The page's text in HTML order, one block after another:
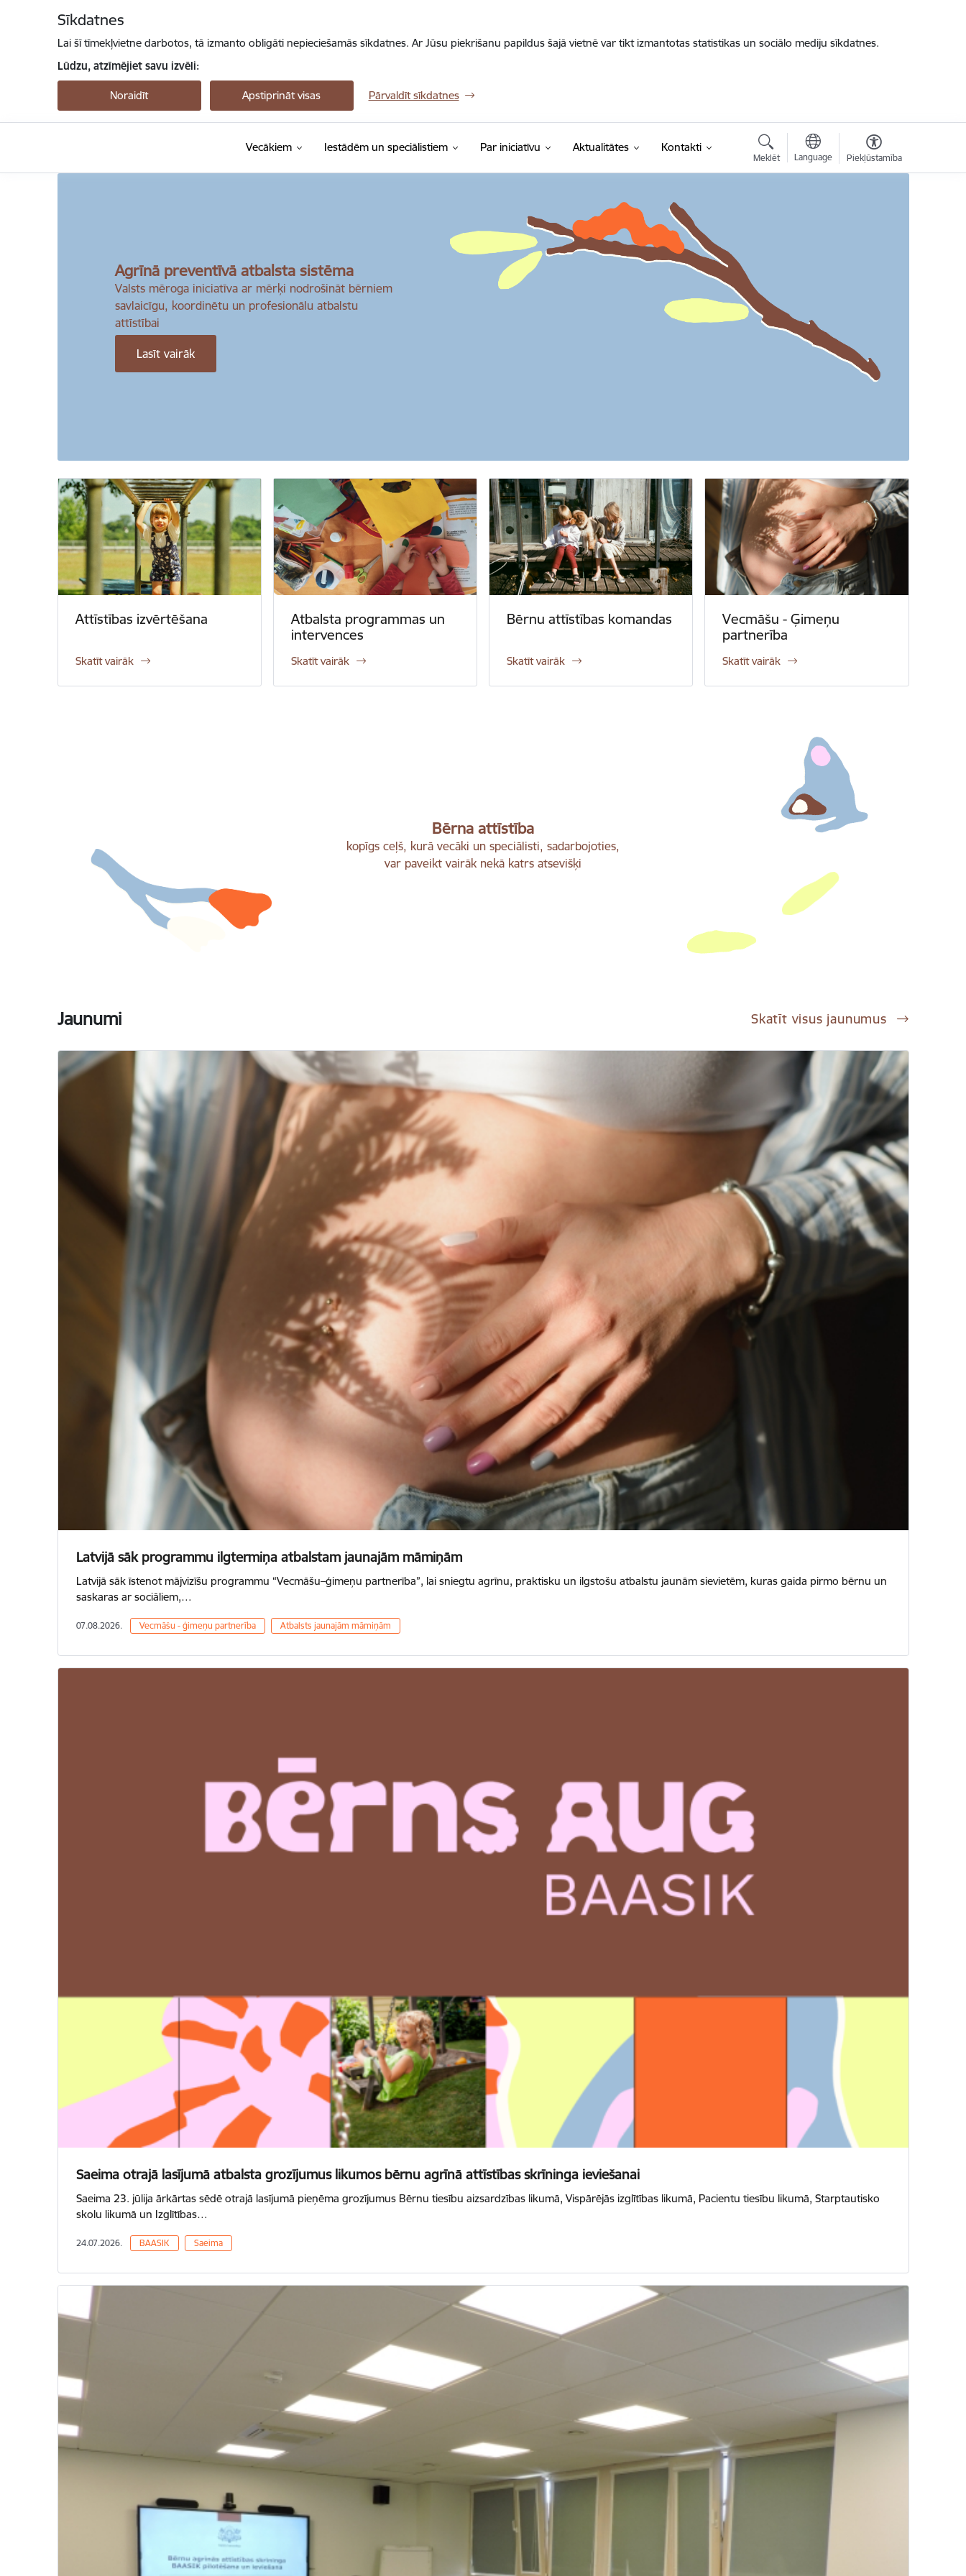
Sīkdatnes
Lai šī tīmekļvietne darbotos, tā izmanto obligāti nepieciešamās sīkdatnes. Ar Jūsu piekrišanu papildus šajā vietnē var tikt izmantotas statistikas un sociālo mediju sīkdatnes.
Lūdzu, atzīmējiet savu izvēli:
Noraidīt Apstiprināt visas Pārvaldīt sīkdatnes
Vecākiem Iestādēm un speciālistiem Par iniciatīvu Aktualitātes Kontakti
Meklēt Language Piekļūstamība
Agrīnā preventīvā atbalsta sistēma
Valsts mēroga iniciatīva ar mērķi nodrošināt bērniem
savlaicīgu, koordinētu un profesionālu atbalstu
attīstībai
Lasīt vairāk
Attīstības izvērtēšana
Skatīt vairāk
Atbalsta programmas un
intervences
Skatīt vairāk
Bērnu attīstības komandas
Skatīt vairāk
Vecmāšu - Ģimeņu
partnerība
Skatīt vairāk
Bērna attīstība
kopīgs ceļš, kurā vecāki un speciālisti, sadarbojoties,
var paveikt vairāk nekā katrs atsevišķi
Jaunumi Skatīt visus jaunumus
Latvijā sāk programmu ilgtermiņa atbalstam jaunajām māmiņām
Latvijā sāk īstenot mājvizīšu programmu “Vecmāšu–ģimeņu partnerība”, lai sniegtu agrīnu, praktisku un ilgstošu atbalstu jaunām sievietēm, kuras gaida pirmo bērnu un
saskaras ar sociāliem,…
07.08.2026. Vecmāšu - ģimeņu partnerība Atbalsts jaunajām māmiņām
Saeima otrajā lasījumā atbalsta grozījumus likumos bērnu agrīnā attīstības skrīninga ieviešanai
Saeima 23. jūlija ārkārtas sēdē otrajā lasījumā pieņēma grozījumus Bērnu tiesību aizsardzības likumā, Vispārējās izglītības likumā, Pacientu tiesību likumā, Starptautisko
skolu likumā un Izglītības…
24.07.2026. BAASIK Saeima